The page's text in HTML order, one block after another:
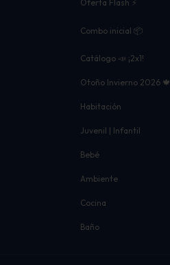
Oferta Flash ⚡
Combo inicial 📦
Catálogo 📣 ¡2x1!
Otoño Invierno 2026 🍁
Habitación
Juvenil | Infantil
Bebé
Ambiente
Cocina
Baño